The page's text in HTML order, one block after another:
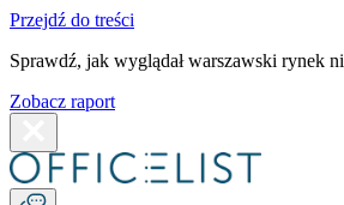
Przejdź do treści
Sprawdź, jak wyglądał warszawski rynek
Zobacz raport